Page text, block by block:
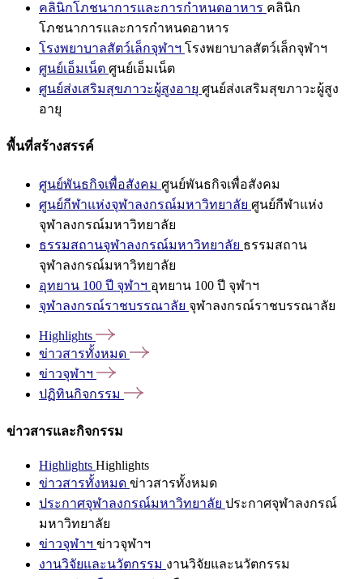
คลินิกโภชนาการและการกำหนดอาหาร คลินิก
โภชนาการและการกำหนดอาหาร
โรงพยาบาลสัตว์เล็กจุฬาฯ โรงพยาบาลสัตว์เล็กจุฬาฯ
ศูนย์เอ็มเน็ต ศูนย์เอ็มเน็ต
ศูนย์ส่งเสริมสุขภาวะผู้สูงอายุ ศูนย์ส่งเสริมสุขภาวะผู้สูง
อายุ
พื้นที่สร้างสรรค์
ศูนย์พันธกิจเพื่อสังคม ศูนย์พันธกิจเพื่อสังคม
ศูนย์กีฬาแห่งจุฬาลงกรณ์มหาวิทยาลัย ศูนย์กีฬาแห่ง
จุฬาลงกรณ์มหาวิทยาลัย
ธรรมสถานจุฬาลงกรณ์มหาวิทยาลัย ธรรมสถาน
จุฬาลงกรณ์มหาวิทยาลัย
อุทยาน 100 ปี จุฬาฯ อุทยาน 100 ปี จุฬาฯ
จุฬาลงกรณ์ราชบรรณาลัย จุฬาลงกรณ์ราชบรรณาลัย
Highlights
ข่าวสารทั้งหมด
ข่าวจุฬาฯ
ปฏิทินกิจกรรม
ข่าวสารและกิจกรรม
Highlights Highlights
ข่าวสารทั้งหมด ข่าวสารทั้งหมด
ประกาศจุฬาลงกรณ์มหาวิทยาลัย ประกาศจุฬาลงกรณ์
มหาวิทยาลัย
ข่าวจุฬาฯ ข่าวจุฬาฯ
งานวิจัยและนวัตกรรม งานวิจัยและนวัตกรรม